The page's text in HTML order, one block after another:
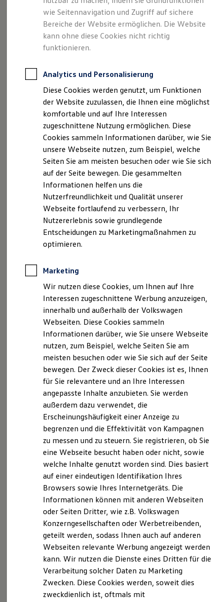
Online-Fahrzeugbewertung
Aktionen & Angebote
E-Auto-Förderung
Für Privatkunden
Für Gewerbekunden
Profi Paket
ProfiPartner für Gebrauchtwagen
Zertifizierte Gebrauchtwagen
Finanzierung
Für Privatkunden
Für Gewerbekunden
Für Privatkunden
Für Gewerbekunden
Versicherungen & Garantien
Garantien
Kfz-Versicherung für Nutzfahrzeuge
Restschuldversicherung
Wartungsverträge
Besitzer & Service
Reparatur & Service
Sommer-Special
Reparatur, Pflege & Inspektion
Servicetermin anfragen
Service-Vorteile bei Volkswagen Nutzfahrzeuge
ServicePlus
Ersatzfahrzeuge
Software, Konnektivität & Apps
California App
VW Connect für Ihren ID. Buzz
VW Connect für Ihren Transporter/Caravelle
VW Connect für Ihren Amarok
VW Connect für andere Modelle
Connect Pro
Fleet Interface Data
Multistop Pathfinder
Übersicht Software Updates
Hilfreiches für Besitzer
Fahrerassistenz- und Sicherheitssysteme
Kontrollleuchten
Kurzfahrprofile und Ölverdünnung
Batterieverordnung
XTL-Dieselkraftstoff
Ersatzteile und Betriebsflüssigkeiten
Original Zubehör und Lifestyle Produkte
myVolkswagen Business
Elektrisch & Autonom
Elektro - & Hybridfahrzeuge
Klimafreundlicher Strom
Reichweite & Ladelösungen
Reichweitensimulator
Ladezeitensimulator
Ladelösungen für Privatkunden
Ladelösungen für Gewerbekunden
Wallbox und Ladekabel
Förderung & Kosten der Elektrofahrzeuge
Fördermöglichkeiten für Privatkunden
Fördermöglichkeiten für Gewerbekunden
Impressum
Datenschutzerklärung
Impressum
bhg Autohandelsgesellschaft mbH Süd
Ein Unternehmen der Alphartis SE
Geschwister-Scholl-Straße 22
72160 Horb am NeckarDEutschland
www.bhg-mobile.deE-Mail:info@bhg-mobile.de
Tel.: +49 (0) 7451 / 5205-0
Geschäftsführer
Alexander Kramer, Thomas Linderich, Stephan Kreißig
Handelsregister
Registergericht: Amtsgericht Stuttgart
Umsatzsteuer-IdentifikationsnummerDE451091263
Inhaltlich Verantwortlicher gemäß § 18 Abs. 2 MStV
Alexander Kramer, Thomas Linderich, Stephan Kreißig
(Anschrift wie oben)
Hinweis gemäß § 36 VSBG
Wir werden nicht an alternativen
Streitschlichtungsverfahren im Sinne des § 36 VSBG
teilnehmen. Die Nutzung einer alternativen
Schlichtungsstelle stellt keine zwingende
Voraussetzung für das Anrufen zuständiger
ordentlicher Gerichte dar.
Urheberrecht
Die Inhalte der Internetseitewww.bhg-mobile.com
einschließlich der Bilder und Gestaltung unterliegen
dem Urheberrecht und sonstigen Gesetze zum
Schutze des geistigen Eigentums, soweit nicht
abweichend angegeben. Eine Verwendung von
Fotografien, Gestaltungen oder Seiteninhalten ohne
Lizenzierung durch den Urheber ist nicht gestattet.
Dieses Impressum gilt auch für:
Folgende Social Media Profile:
Facebook:
https://www.facebook.com/VW.bhgInstagram
https://www.instagram.com/volkswagen_bhg/?
hl=deYouTube
wie Seitennavigation und Zugriff auf sichere
Bereiche der Website ermöglichen. Die Website
kann ohne diese Cookies nicht richtig
funktionieren.
Analytics und Personalisierung
Diese Cookies werden genutzt, um Funktionen
der Website zuzulassen, die Ihnen eine möglichst
komfortable und auf Ihre Interessen
zugeschnittene Nutzung ermöglichen. Diese
Cookies sammeln Informationen darüber, wie Sie
unsere Webseite nutzen, zum Beispiel, welche
Seiten Sie am meisten besuchen oder wie Sie sich
auf der Seite bewegen. Die gesammelten
Informationen helfen uns die
Nutzerfreundlichkeit und Qualität unserer
Webseite fortlaufend zu verbessern, Ihr
Nutzererlebnis sowie grundlegende
Entscheidungen zu Marketingmaßnahmen zu
optimieren.
Marketing
Wir nutzen diese Cookies, um Ihnen auf Ihre
Interessen zugeschnittene Werbung anzuzeigen,
innerhalb und außerhalb der Volkswagen
Webseiten. Diese Cookies sammeln
Informationen darüber, wie Sie unsere Webseite
nutzen, zum Beispiel, welche Seiten Sie am
meisten besuchen oder wie Sie sich auf der Seite
bewegen. Der Zweck dieser Cookies ist es, Ihnen
für Sie relevantere und an Ihre Interessen
angepasste Inhalte anzubieten. Sie werden
außerdem dazu verwendet, die
Erscheinungshäufigkeit einer Anzeige zu
begrenzen und die Effektivität von Kampagnen
zu messen und zu steuern. Sie registrieren, ob Sie
eine Webseite besucht haben oder nicht, sowie
welche Inhalte genutzt worden sind. Dies basiert
auf einer eindeutigen Identifikation Ihres
Browsers sowie Ihres Internetgeräts. Die
Informationen können mit anderen Webseiten
oder Seiten Dritter, wie z.B. Volkswagen
Konzerngesellschaften oder Werbetreibenden,
geteilt werden, sodass Ihnen auch auf anderen
Webseiten relevante Werbung angezeigt werden
kann. Wir nutzen die Dienste eines Dritten für die
Verarbeitung solcher Daten zu Marketing
Zwecken. Diese Cookies werden, soweit dies
zweckdienlich ist, oftmals mit